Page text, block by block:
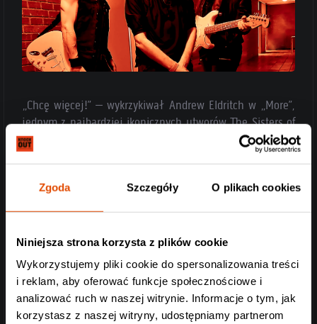
Zgoda Szczegóły O plikach cookies
Niniejsza strona korzysta z plików cookie
Wykorzystujemy pliki cookie do spersonalizowania treści
i reklam, aby oferować funkcje społecznościowe i
analizować ruch w naszej witrynie. Informacje o tym, jak
korzystasz z naszej witryny, udostępniamy partnerom
„Chcę więcej!” – wykrzykiwał Andrew Eldritch w „More”,
jednym z najbardziej ikonicznych utworów The Sisters of
Mercy. My również chcemy więcej Siostrzyczek na żywo i z
niecierpliwością czekamy na oba polskie koncerty. Będzie
dla wszystkich fanów mroku odmienianego przez różne
przypadki.